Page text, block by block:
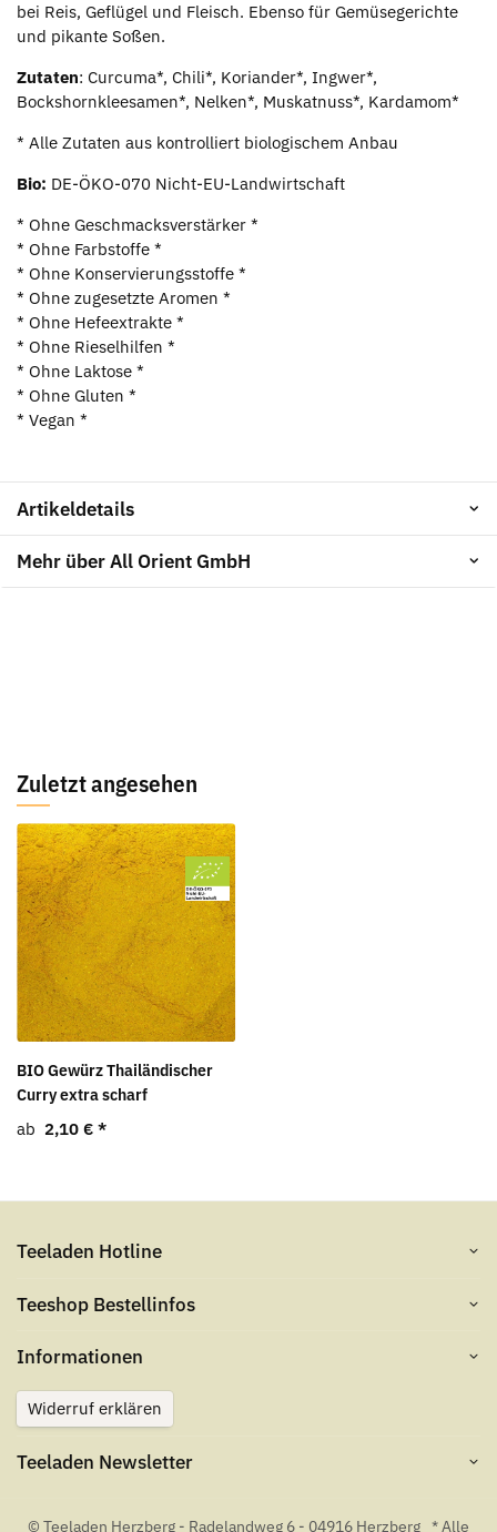
bei Reis, Geflügel und Fleisch. Ebenso für Gemüsegerichte
und pikante Soßen.
Zutaten: Curcuma*, Chili*, Koriander*, Ingwer*,
Bockshornkleesamen*, Nelken*, Muskatnuss*, Kardamom*
* Alle Zutaten aus kontrolliert biologischem Anbau
Bio: DE-ÖKO-070 Nicht-EU-Landwirtschaft
* Ohne Geschmacksverstärker *
* Ohne Farbstoffe *
* Ohne Konservierungsstoffe *
* Ohne zugesetzte Aromen *
* Ohne Hefeextrakte *
* Ohne Rieselhilfen *
* Ohne Laktose *
* Ohne Gluten *
* Vegan *
Artikeldetails
Mehr über All Orient GmbH
Zuletzt angesehen
BIO Gewürz Thailändischer
Curry extra scharf
ab 2,10 € *
Teeladen Hotline
Teeshop Bestellinfos
Informationen
Widerruf erklären
Teeladen Newsletter
© Teeladen Herzberg - Radelandweg 6 - 04916 Herzberg * Alle